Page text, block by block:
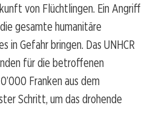
von Flüchtlingen. Ein Angriff
gesamte humanitäre
in Gefahr bringen. Das UNHCR
für die betroffenen
Franken aus dem
Schritt, um das drohende